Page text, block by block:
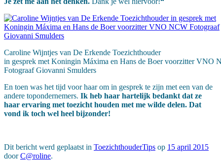
Caroline Wijntjes van De Erkende Toezichthouder
in gesprek met Koningin Máxima en Hans de Boer voorzitter VNO
Fotograaf Giovanni Smulders
En toen was het tijd voor haar om in gesprek te zijn met een van de
andere topondernemers. Ik heb haar hartelijk bedankt dat ze
haar ervaring met toezicht houden met me wilde delen. Dat
vond ik toch wel heel bijzonder!
Dit bericht werd geplaatst in ToezichthouderTips op 15 april 2015
doorC@roline.